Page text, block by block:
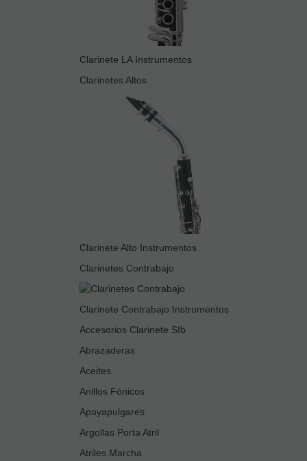
Clarinete LA Instrumentos
Clarinetes Altos
Clarinete Alto Instrumentos
Clarinetes Contrabajo
Clarinete Contrabajo Instrumentos
Accesorios Clarinete SIb
Abrazaderas
Aceites
Anillos Fónicos
Apoyapulgares
Argollas Porta Atril
Atriles Marcha